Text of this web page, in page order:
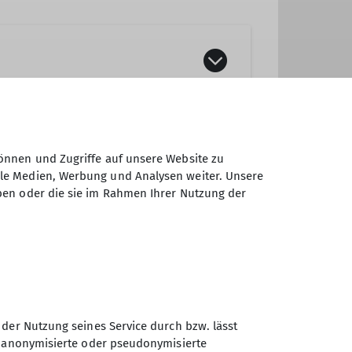
Sektion Turner-
und Zugriffe auf unsere Website zu
Medien, Werbung und Analysen weiter. Unsere
oder die sie im Rahmen Ihrer Nutzung der
Nutzung seines Service durch bzw. lässt
oder pseudonymisierte